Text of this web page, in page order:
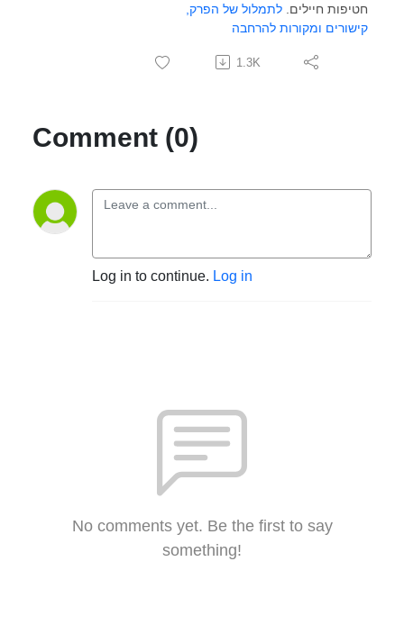
חטיפות חיילים. לתמלול של הפרק,
קישורים ומקורות להרחבה
1.3K
Comment (0)
Log in to continue. Log in
No comments yet. Be the first to say
something!